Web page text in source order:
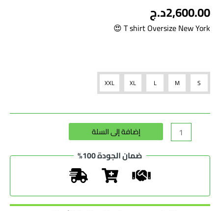
2,600.00د.ج
T shirt Oversize New York 😍
S
M
L
XL
XXL
إضافة إلى السلة
ضمان الجودة 100%